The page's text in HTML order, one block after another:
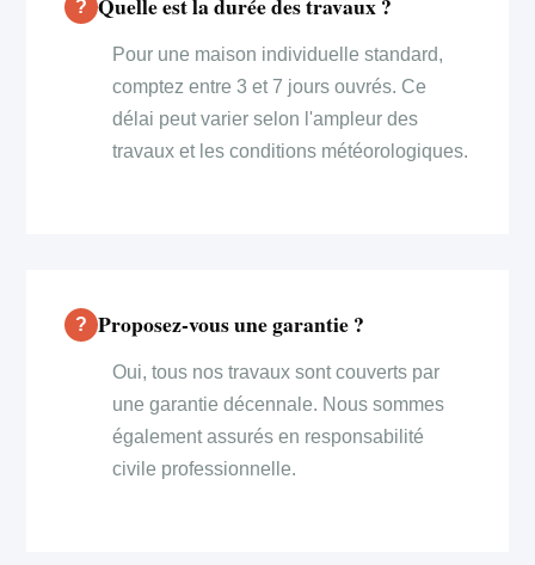
Pour une maison individuelle standard,
comptez entre 3 et 7 jours ouvrés. Ce
délai peut varier selon l'ampleur des
travaux et les conditions météorologiques.
Proposez-vous une garantie ?
Oui, tous nos travaux sont couverts par
une garantie décennale. Nous sommes
également assurés en responsabilité
civile professionnelle.